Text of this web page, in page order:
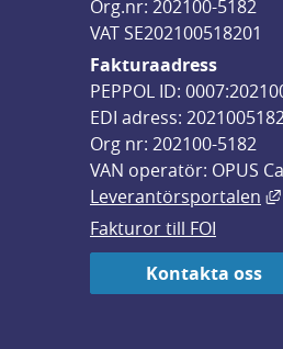
Org.nr: 202100-5182
VAT SE202100518201
Fakturaadress
PEPPOL ID:
EDI adress:
Org nr: 202100-5182
VAN operatör: OPUS
Leverantörsportalen
Fakturor till FOI
Kontakta oss